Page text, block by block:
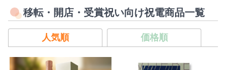
移転・開店・受賞祝い向け祝電商品一覧
人気順 価格順